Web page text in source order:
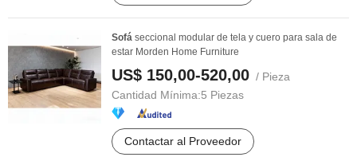
Sofá seccional modular de tela y cuero para sala de
estar Morden Home Furniture
US$ 150,00-520,00 / Pieza
Cantidad Mínima:5 Piezas
Contactar al Proveedor